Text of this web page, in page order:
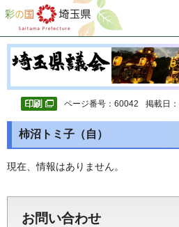
彩の国 埼玉県
ページ番号：60042 掲載日
柿沼トミ子（自）
現在、情報はありません。
お問い合わせ